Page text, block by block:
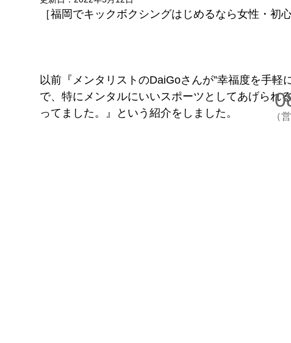
体験入
トに移動
［福岡でキックボクシングはじめるなら女性・初
以前『メンタリストのDaiGoさんが”幸福度を手軽
で、特にメンタルにいいスポーツとしてあげられ
ってました。』という紹介をしました。
（